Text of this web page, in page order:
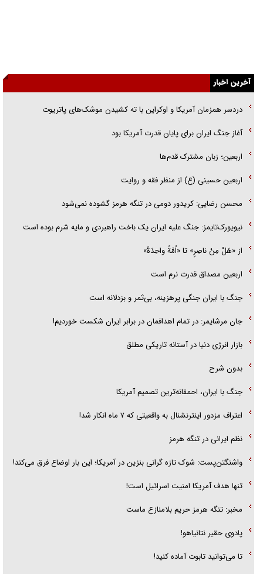
گفت‌وگو با خواهر یکی از شهدای جنگ رمضان/ خواهرم فرمانده جهادی و
اهل خدمت بی‌منت بود
جزئیات شکنجه‌هایم فراتر از آن است که در بیان بگنجد!
پلیس
آخرین اخبار
دردسر همزمان آمریکا و اوکراین با ته کشیدن موشک‌های پاتریوت
آغاز جنگ ایران برای پایان قدرت آمریکا بود
اربعین؛ زبان مشترک قدم‌ها
اربعین حسینی (ع) از منظر فقه و روایت
محسن رضایی: کریدور دومی در تنگه هرمز گشوده نمی‌شود
نیویورک‌تایمز: جنگ علیه ایران یک باخت راهبردی و مایه شرم بوده است
از «هَلْ مِنْ ناصِرٍ» تا «اُمَّةً واحِدَةً»
اربعین مصداق قدرت نرم است
جنگ با ایران جنگی پرهزینه، بی‌ثمر و بزدلانه است
جان مرشایمر: در تمام اهدافمان در برابر ایران شکست خوردیم!
بازار انرژی دنیا در آستانه تاریکی مطلق
بدون شرح
جنگ با ایران، احمقانه‌ترین تصمیم آمریکا
اعتراف مزدور اینترنشنال به واقعیتی که ۷ ماه انکار شد!
نظم ایرانی در تنگه هرمز
واشنگتن‌پست: شوک تازه گرانی بنزین در آمریکا؛ این بار اوضاع فرق می‌کند!
تنها هدف آمریکا امنیت اسرائیل است!
مخبر: تنگه هرمز حریم بلامنازع ماست
پادوی حقیر نتانیاهو!
تا می‌توانید تابوت آماده کنید!